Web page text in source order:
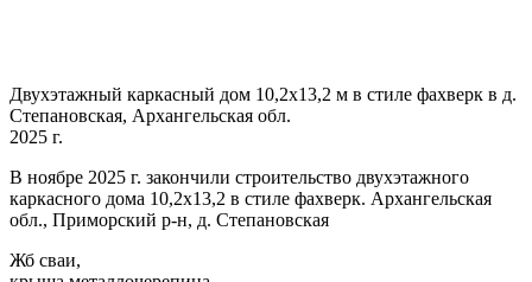
Двухэтажный каркасный дом 10,2х13,2 м в стиле фахверк в д.
Степановская, Архангельская обл.
2025 г.
В ноябре 2025 г. закончили строительство двухэтажного
каркасного дома 10,2х13,2 в стиле фахверк. Архангельская
обл., Приморский р-н, д. Степановская
Жб сваи,